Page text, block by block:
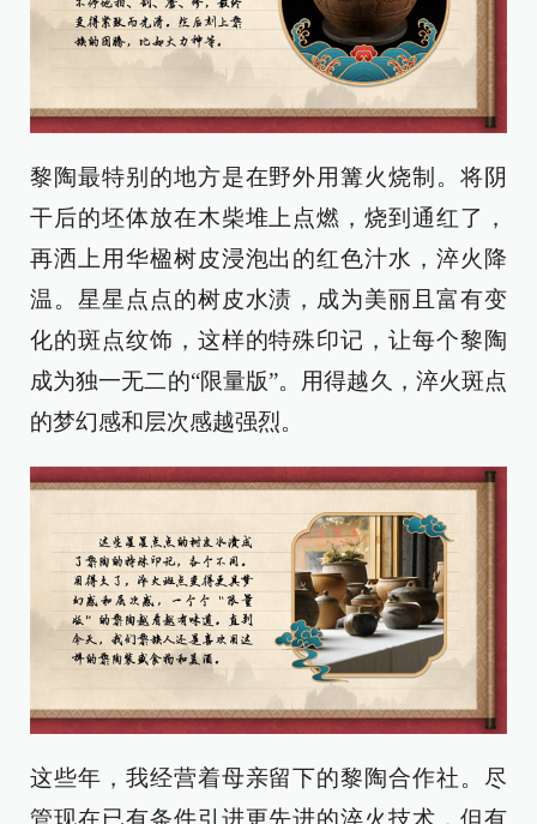
黎陶最特别的地方是在野外用篝火烧制。将阴
干后的坯体放在木柴堆上点燃，烧到通红了，
再洒上用华楹树皮浸泡出的红色汁水，淬火降
温。星星点点的树皮水渍，成为美丽且富有变
化的斑点纹饰，这样的特殊印记，让每个黎陶
成为独一无二的“限量版”。用得越久，淬火斑点
的梦幻感和层次感越强烈。
这些年，我经营着母亲留下的黎陶合作社。尽
管现在已有条件引进更先进的淬火技术，但有